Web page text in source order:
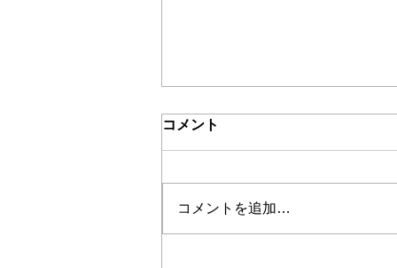
私のロゴ
コメント
コメントを追加…